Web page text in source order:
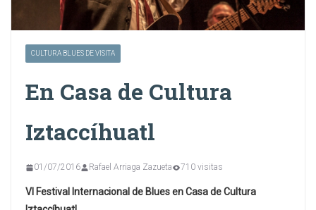
CULTURA BLUES DE VISITA
En Casa de Cultura
Iztaccíhuatl
01/07/2016 Rafael Arriaga Zazueta 710 visitas
VI Festival Internacional de Blues en Casa de Cultura